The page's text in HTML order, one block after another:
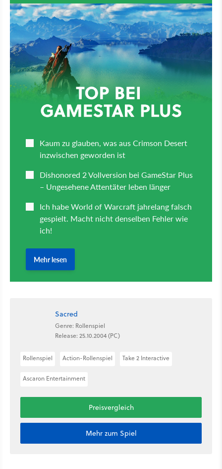
Sacred
Genre: Rollenspiel
Release: 25.10.2004 (PC)
Rollenspiel Action-Rollenspiel Take 2 Interactive
Ascaron Entertainment
Preisvergleich
Mehr zum Spiel